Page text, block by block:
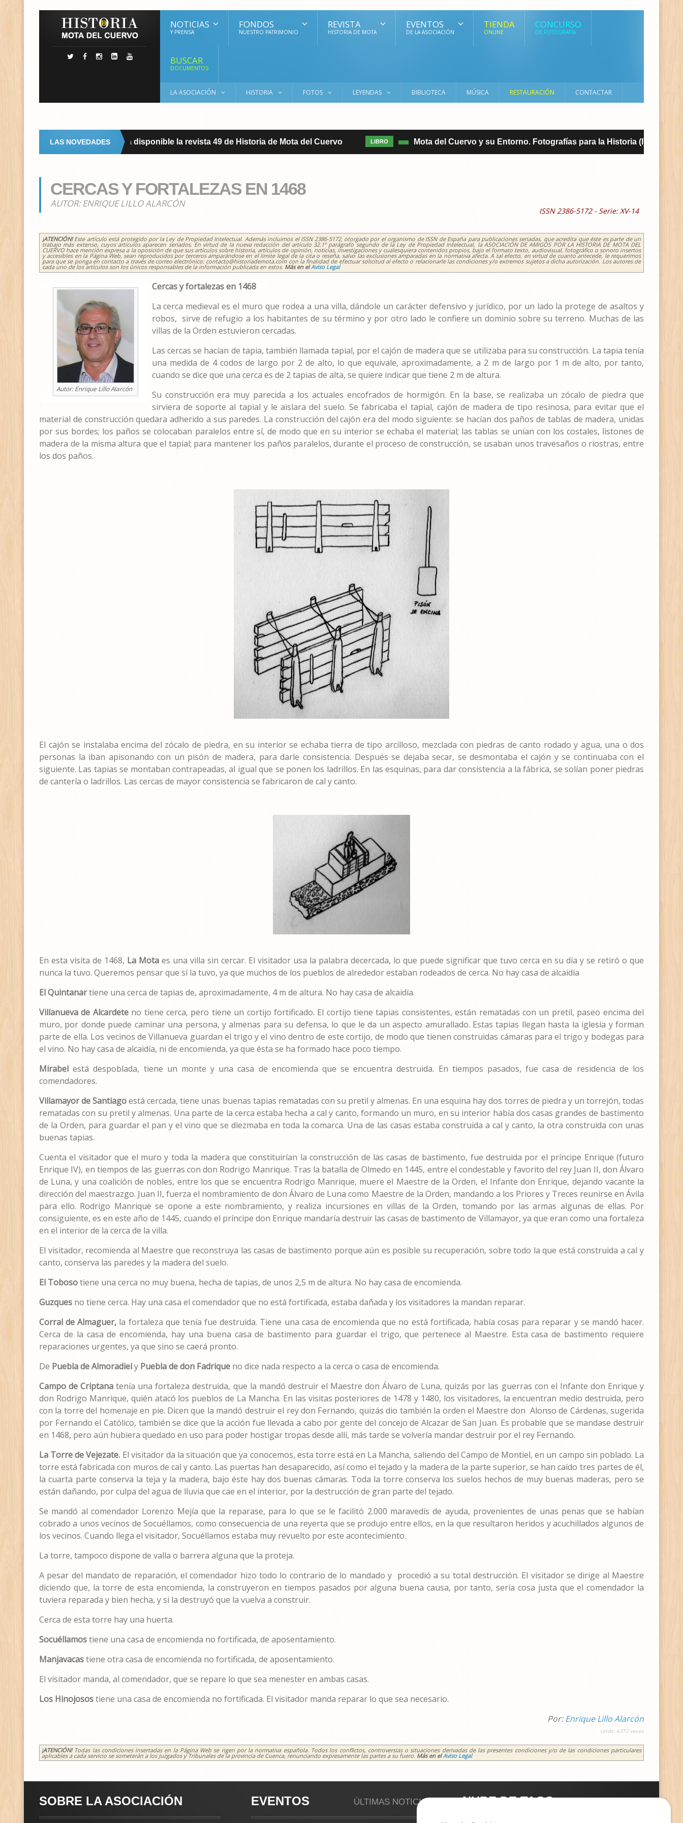
NOTICIAS
Y PRENSA
FONDOS
NUESTRO PATRIMONIO
REVISTA
HISTORIA DE MOTA
EVENTOS
DE LA ASOCIACIÓN
TIENDA
ONLINE
CONCURSO
DE FOTOGRAFÍA
BUSCAR
DOCUMENTOS
LA ASOCIACIÓN HISTORIA FOTOS LEYENDAS BIBLIOTECA MÚSICA RESTAURACIÓN CONTACTAR
LAS NOVEDADES
REVISTA Ya disponible la revista 49 de Historia de Mota del Cuervo LIBRO Mota del Cuervo y su Entorno. Fotografías para la Historia (I)
CERCAS Y FORTALEZAS EN 1468
AUTOR:ENRIQUE LILLO ALARCÓN
ISSN 2386-5172 - Serie:XV-14
¡ATENCIÓN!Este artículo está protegido por la Ley de Propiedad Intelectual. Además incluimos el ISSN 2386-5172, otorgado por el organismo de ISSN de España para publicaciones seriadas, que acredita que éste es parte de un
trabajo más extenso, cuyos artículos aparecen seriados. En virtud de la nueva redacción del artículo 32.1º parágrafo segundo de la Ley de Propiedad Intelectual, la ASOCIACIÓN DE AMIGOS POR LA HISTORIA DE MOTA DEL
CUERVO hace mención expresa a la oposición de que sus artículos sobre historia, artículos de opinión, noticias, investigaciones y cualesquiera contenidos propios, bajo el formato texto, audiovisual, fotográfico o sonoro insertos
y accesibles en la Página Web, sean reproducidos por terceros amparándose en el límite legal de la cita o reseña, salvo las exclusiones amparadas en la normativa afecta. A tal efecto, en virtud de cuanto antecede, le requerimos
para que se ponga en contacto a través de correo electrónico: contacto@historiademota.com con la finalidad de efectuar solicitud al efecto o relacionarle las condiciones y/o extremos sujetos a dicha autorización. Los autores de
cada uno de los artículos son los únicos responsables de la información publicada en estos. Más en elAviso Legal
Autor:Enrique Lillo Alarcón
Cercas y fortalezas en 1468
La cerca medieval es el muro que rodea a una villa, dándole un carácter defensivo y jurídico, por un lado la protege de asaltos y
robos, sirve de refugio a los habitantes de su término y por otro lado le confiere un dominio sobre su terreno. Muchas de las
villas de la Orden estuvieron cercadas.
Las cercas se hacían de tapia, también llamada tapial, por el cajón de madera que se utilizaba para su construcción. La tapia tenía
una medida de 4 codos de largo por 2 de alto, lo que equivale, aproximadamente, a 2 m de largo por 1 m de alto, por tanto,
cuando se dice que una cerca es de 2 tapias de alta, se quiere indicar que tiene 2 m de altura.
Su construcción era muy parecida a los actuales encofrados de hormigón. En la base, se realizaba un zócalo de piedra que
sirviera de soporte al tapial y le aislara del suelo. Se fabricaba el tapial, cajón de madera de tipo resinosa, para evitar que el
material de construcción quedara adherido a sus paredes. La construcción del cajón era del modo siguiente: se hacían dos paños de tablas de madera, unidas
por sus bordes; los paños se colocaban paralelos entre sí, de modo que en su interior se echaba el material; las tablas se unían con los costales, listones de
madera de la misma altura que el tapial; para mantener los paños paralelos, durante el proceso de construcción, se usaban unos travesaños o riostras, entre
los dos paños.
El cajón se instalaba encima del zócalo de piedra, en su interior se echaba tierra de tipo arcilloso, mezclada con piedras de canto rodado y agua, una o dos
personas la iban apisonando con un pisón de madera, para darle consistencia. Después se dejaba secar, se desmontaba el cajón y se continuaba con el
siguiente. Las tapias se montaban contrapeadas, al igual que se ponen los ladrillos. En las esquinas, para dar consistencia a la fábrica, se solían poner piedras
de cantería o ladrillos. Las cercas de mayor consistencia se fabricaron de cal y canto.
En esta visita de 1468, La Mota es una villa sin cercar. El visitador usa la palabra decercada, lo que puede significar que tuvo cerca en su día y se retiró o que
nunca la tuvo. Queremos pensar que sí la tuvo, ya que muchos de los pueblos de alrededor estaban rodeados de cerca. No hay casa de alcaidía
El Quintanartiene una cerca de tapias de, aproximadamente, 4 m de altura. No hay casa de alcaidía.
Villanueva de Alcardete no tiene cerca, pero tiene un cortijo fortificado. El cortijo tiene tapias consistentes, están rematadas con un pretil, paseo encima del
muro, por donde puede caminar una persona, y almenas para su defensa, lo que le da un aspecto amurallado. Estas tapias llegan hasta la iglesia y forman
parte de ella. Los vecinos de Villanueva guardan el trigo y el vino dentro de este cortijo, de modo que tienen construidas cámaras para el trigo y bodegas para
el vino. No hay casa de alcaidía, ni de encomienda, ya que ésta se ha formado hace poco tiempo.
Mirabel está despoblada, tiene un monte y una casa de encomienda que se encuentra destruida. En tiempos pasados, fue casa de residencia de los
comendadores.
Villamayor de Santiagoestá cercada, tiene unas buenas tapias rematadas con su pretil y almenas. En una esquina hay dos torres de piedra y un torrejón, todas
rematadas con su pretil y almenas. Una parte de la cerca estaba hecha a cal y canto, formando un muro, en su interior había dos casas grandes de bastimento
de la Orden, para guardar el pan y el vino que se diezmaba en toda la comarca. Una de las casas estaba construida a cal y canto, la otra construida con unas
buenas tapias.
Cuenta el visitador que el muro y toda la madera que constituirían la construcción de las casas de bastimento, fue destruida por el príncipe Enrique (futuro
Enrique IV), en tiempos de las guerras con don Rodrigo Manrique. Tras la batalla de Olmedo en 1445, entre el condestable y favorito del rey Juan II, don Álvaro
de Luna, y una coalición de nobles, entre los que se encuentra Rodrigo Manrique, muere el Maestre de la Orden, el Infante don Enrique, dejando vacante la
dirección del maestrazgo. Juan II, fuerza el nombramiento de don Álvaro de Luna como Maestre de la Orden, mandando a los Priores y Treces reunirse en Ávila
para ello. Rodrigo Manrique se opone a este nombramiento, y realiza incursiones en villas de la Orden, tomando por las armas algunas de ellas. Por
consiguiente, es en este año de 1445, cuando el príncipe don Enrique mandaría destruir las casas de bastimento de Villamayor, ya que eran como una fortaleza
en el interior de la cerca de la villa.
El visitador, recomienda al Maestre que reconstruya las casas de bastimento porque aún es posible su recuperación, sobre todo la que está construida a cal y
canto, conserva las paredes y la madera del suelo.
El Tobosotiene una cerca no muy buena, hecha de tapias, de unos 2,5 m de altura. No hay casa de encomienda.
Guzques no tiene cerca. Hay una casa el comendador que no está fortificada, estaba dañada y los visitadores la mandan reparar.
Corral de Almaguer, la fortaleza que tenía fue destruida. Tiene una casa de encomienda que no está fortificada, había cosas para reparar y se mandó hacer.
Cerca de la casa de encomienda, hay una buena casa de bastimento para guardar el trigo, que pertenece al Maestre. Esta casa de bastimento requiere
reparaciones urgentes, ya que sino se caerá pronto.
De Puebla de Almoradiely Puebla de don Fadrique no dice nada respecto a la cerca o casa de encomienda.
Campo de Criptanatenía una fortaleza destruida, que la mandó destruir el Maestre don Álvaro de Luna, quizás por las guerras con el Infante don Enrique y
don Rodrigo Manrique, quién atacó los pueblos de La Mancha. En las visitas posteriores de 1478 y 1480, los visitadores, la encuentran medio destruida, pero
con la torre del homenaje en pie. Dicen que la mandó destruir el rey don Fernando, quizás dio también la orden el Maestre don Alonso de Cárdenas, sugerida
por Fernando el Católico, también se dice que la acción fue llevada a cabo por gente del concejo de Alcazar de San Juan. Es probable que se mandase destruir
en 1468, pero aún hubiera quedado en uso para poder hostigar tropas desde allí, más tarde se volvería mandar destruir por el rey Fernando.
La Torre de Vejezate. El visitador da la situación que ya conocemos, esta torre está en La Mancha, saliendo del Campo de Montiel, en un campo sin poblado. La
torre está fabricada con muros de cal y canto. Las puertas han desaparecido, así como el tejado y la madera de la parte superior, se han caído tres partes de él,
la cuarta parte conserva la teja y la madera, bajo éste hay dos buenas cámaras. Toda la torre conserva los suelos hechos de muy buenas maderas, pero se
están dañando, por culpa del agua de lluvia que cae en el interior, por la destrucción de gran parte del tejado.
Se mandó al comendador Lorenzo Mejía que la reparase, para lo que se le facilitó 2.000 maravedís de ayuda, provenientes de unas penas que se habían
cobrado a unos vecinos de Socuéllamos, como consecuencia de una reyerta que se produjo entre ellos, en la que resultaron heridos y acuchillados algunos de
los vecinos. Cuando llega el visitador, Socuéllamos estaba muy revuelto por este acontecimiento.
La torre, tampoco dispone de valla o barrera alguna que la proteja.
A pesar del mandato de reparación, el comendador hizo todo lo contrario de lo mandado y procedió a su total destrucción. El visitador se dirige al Maestre
diciendo que, la torre de esta encomienda, la construyeron en tiempos pasados por alguna buena causa, por tanto, sería cosa justa que el comendador la
tuviera reparada y bien hecha, y si la destruyó que la vuelva a construir.
Cerca de esta torre hay una huerta.
Socuéllamostiene una casa de encomienda no fortificada, de aposentamiento.
Manjavacastiene otra casa de encomienda no fortificada, de aposentamiento.
El visitador manda, al comendador, que se repare lo que sea menester en ambas casas.
Los Hinojosostiene una casa de encomienda no fortificada. El visitador manda reparar lo que sea necesario.
Por:Enrique Lillo Alarcón
Leída: 6372 veces
¡ATENCIÓN!Todas las condiciones insertadas en la Página Web se rigen por la normativa española. Todos los conflictos, controversias o situaciones derivadas de las presentes condiciones y/o de las condiciones particulares
aplicables a cada servicio se someterán a los Juzgados y Tribunales de la provincia de Cuenca, renunciando expresamente las partes a su fuero. Más en elAviso Legal
SOBRE LA ASOCIACIÓN EVENTOS ÚLTIMAS NOTICIAS NUBE DE TAGS